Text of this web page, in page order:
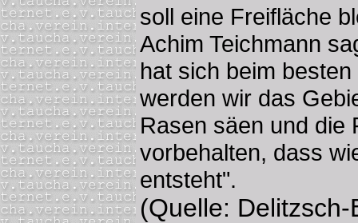
soll eine Freifläche
Achim Teichmann
hat sich beim
werden wir das
Rasen säen und die
vorbehalten, dass
entsteht".
(Quelle: